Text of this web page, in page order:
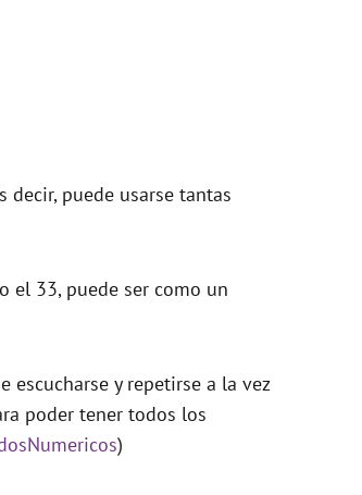
decir, puede usarse tantas
el 33, puede ser como un
escucharse y repetirse a la vez
poder tener todos los
)